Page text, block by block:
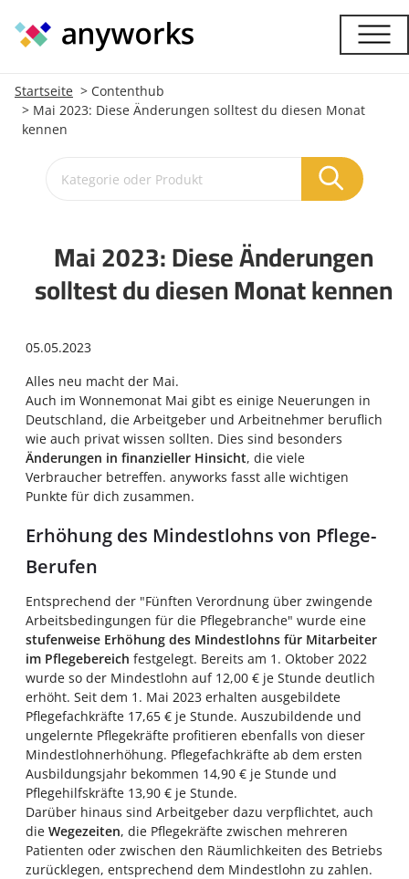
Startseite
Contenthub
Mai 2023: Diese Änderungen solltest du diesen Monat
kennen
Mai 2023: Diese Änderungen
solltest du diesen Monat kennen
05.05.2023
Alles neu macht der Mai.
Auch im Wonnemonat Mai gibt es einige Neuerungen in
Deutschland, die Arbeitgeber und Arbeitnehmer beruflich
wie auch privat wissen sollten. Dies sind besonders
Änderungen in finanzieller Hinsicht, die viele
Verbraucher betreffen. anyworks fasst alle wichtigen
Punkte für dich zusammen.
Erhöhung des Mindestlohns von Pflege-
Berufen
Entsprechend der "Fünften Verordnung über zwingende
Arbeitsbedingungen für die Pflegebranche" wurde eine
stufenweise Erhöhung des Mindestlohns für Mitarbeiter
im Pflegebereich festgelegt. Bereits am 1. Oktober 2022
wurde so der Mindestlohn auf 12,00 € je Stunde deutlich
erhöht. Seit dem 1. Mai 2023 erhalten ausgebildete
Pflegefachkräfte 17,65 € je Stunde. Auszubildende und
ungelernte Pflegekräfte profitieren ebenfalls von dieser
Mindestlohnerhöhung. Pflegefachkräfte ab dem ersten
Ausbildungsjahr bekommen 14,90 € je Stunde und
Pflegehilfskräfte 13,90 € je Stunde.
Darüber hinaus sind Arbeitgeber dazu verpflichtet, auch
die Wegezeiten, die Pflegekräfte zwischen mehreren
Patienten oder zwischen den Räumlichkeiten des Betriebs
zurücklegen, entsprechend dem Mindestlohn zu zahlen.